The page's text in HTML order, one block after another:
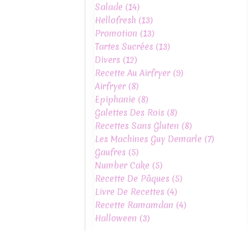
Salade (14)
Hellofresh (13)
Promotion (13)
Tartes Sucrées (13)
Divers (12)
Recette Au Airfryer (9)
Airfryer (8)
Epiphanie (8)
Galettes Des Rois (8)
Recettes Sans Gluten (8)
Les Machines Guy Demarle (7)
Gaufres (5)
Number Cake (5)
Recette De Pâques (5)
Livre De Recettes (4)
Recette Ramamdan (4)
Halloween (3)